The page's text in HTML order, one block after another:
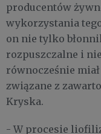
producentów
wykorzystania
on nie tylko
rozpuszczalne i
równocześnie
związane z
Kryska.
- W procesie